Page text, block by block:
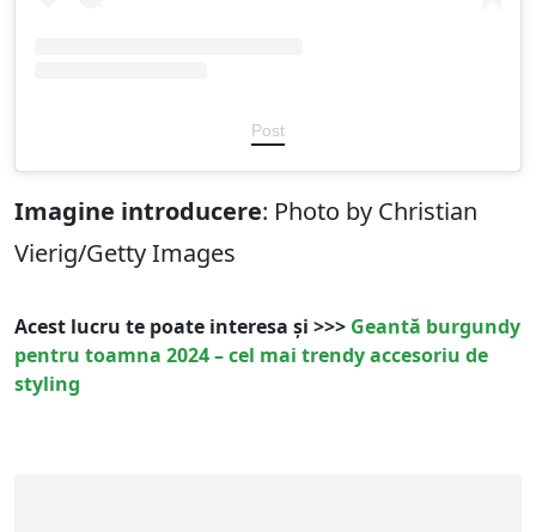
Post
Imagine introducere: Photo by Christian
Vierig/Getty Images
Acest lucru te poate interesa și >>> Geantă burgundy
pentru toamna 2024 – cel mai trendy accesoriu de
styling